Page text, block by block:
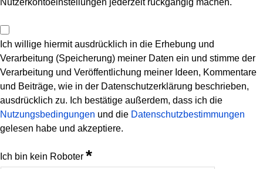
Ich willige hiermit ausdrücklich in die Erhebung und
Verarbeitung (Speicherung) meiner Daten ein und stimme der
Verarbeitung und Veröffentlichung meiner Ideen, Kommentare
und Beiträge, wie in der Datenschutzerklärung beschrieben,
ausdrücklich zu. Ich bestätige außerdem, dass ich die
Nutzungsbedingungen und die Datenschutzbestimmungen
gelesen habe und akzeptiere.
Ich bin kein Roboter *